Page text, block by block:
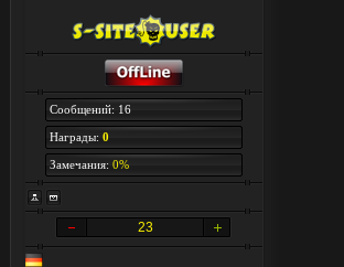
Сообщений: 16
Награды: 0
Замечания: 0%
23